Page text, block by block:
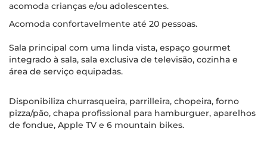
acomoda crianças e/ou adolescentes.
Acomoda confortavelmente até 20 pessoas.
Sala principal com uma linda vista, espaço gourmet
integrado à sala, sala exclusiva de televisão, cozinha e
área de serviço equipadas.
Disponibiliza churrasqueira, parrilleira, chopeira, forno
pizza/pão, chapa profissional para hamburguer, aparelhos
de fondue, Apple TV e 6 mountain bikes.